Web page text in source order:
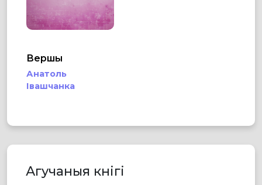
Вершы
Анатоль
Івашчанка
Агучаныя кнігі